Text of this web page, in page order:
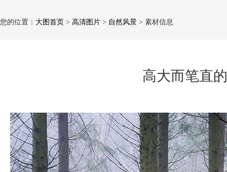
您的位置： 大图首页 > 高清图片 > 自然风景 > 素材信息
高大而笔直